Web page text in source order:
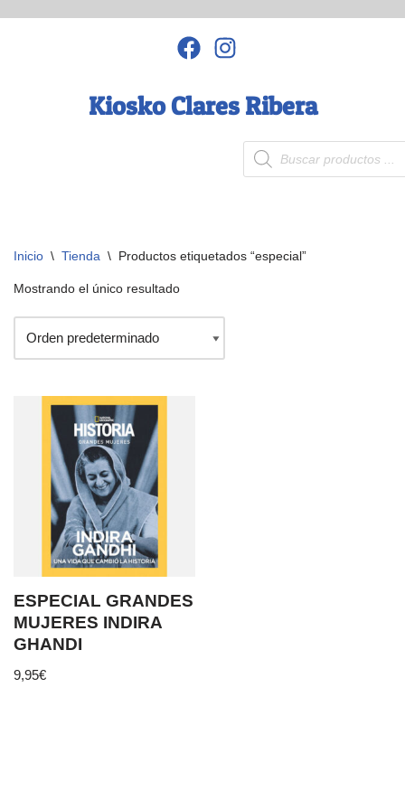
Kiosko Clares Ribera
Inicio \ Tienda \ Productos etiquetados “especial”
Mostrando el único resultado
ESPECIAL GRANDES
MUJERES INDIRA
GHANDI
9,95€